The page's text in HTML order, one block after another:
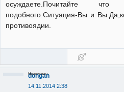
осуждаете.Почитайте
подобного.Ситуация-Вы и
противоядии.
dongan
14.11.2014 2:38
Неактивен